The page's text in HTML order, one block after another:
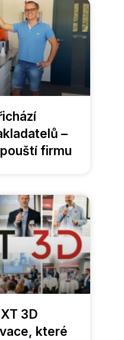
–
firmu
3D
které